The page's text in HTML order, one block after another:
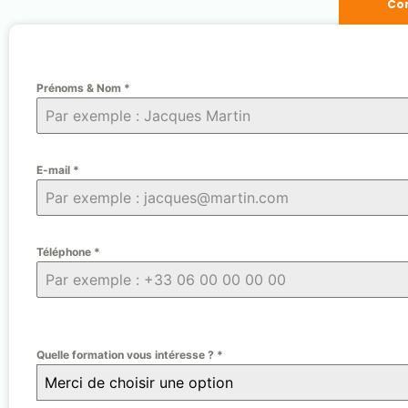
Prénoms & Nom *
E-mail *
Téléphone *
Quelle formation vous intéresse ? *
Merci de choisir une option